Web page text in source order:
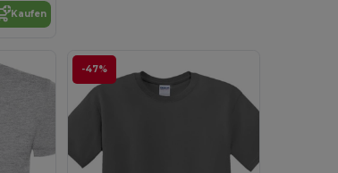
Kaufen
-47%